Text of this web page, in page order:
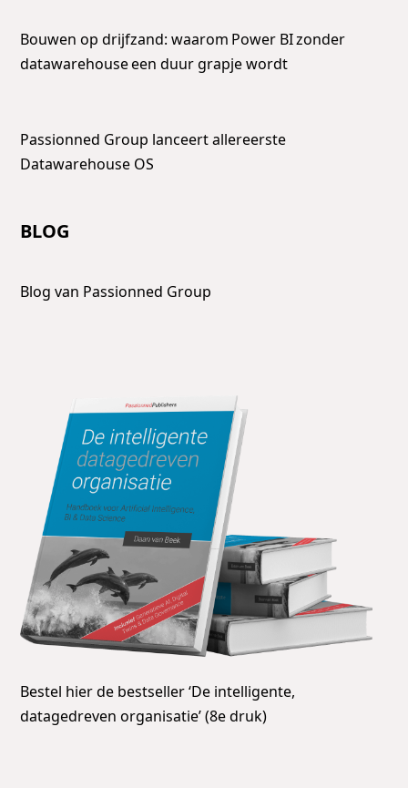
Bouwen op drijfzand: waarom Power BI zonder
datawarehouse een duur grapje wordt
Passionned Group lanceert allereerste
Datawarehouse OS
BLOG
Blog van Passionned Group
Bestel hier de bestseller ‘De intelligente,
datagedreven organisatie’ (8e druk)